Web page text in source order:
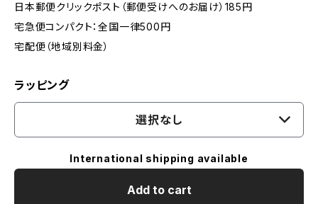
日本郵便クリックポスト（郵便受けへのお届け）185円
宅急便コンパクト：全国一律500円
宅配便（地域別料金）
ラッピング
選択なし
International shipping available
Add to cart